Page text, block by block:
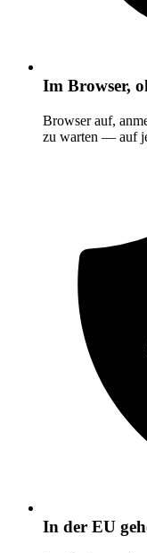
Im Browser,
Browser auf,
zu warten — auf
In der EU